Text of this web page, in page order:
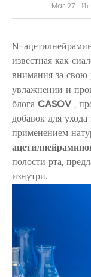
Mar 27
N-
известная как
внимания за свою
увлажнении и
блогаCASOV,
добавок для
применением
полости рта,
изнутри.